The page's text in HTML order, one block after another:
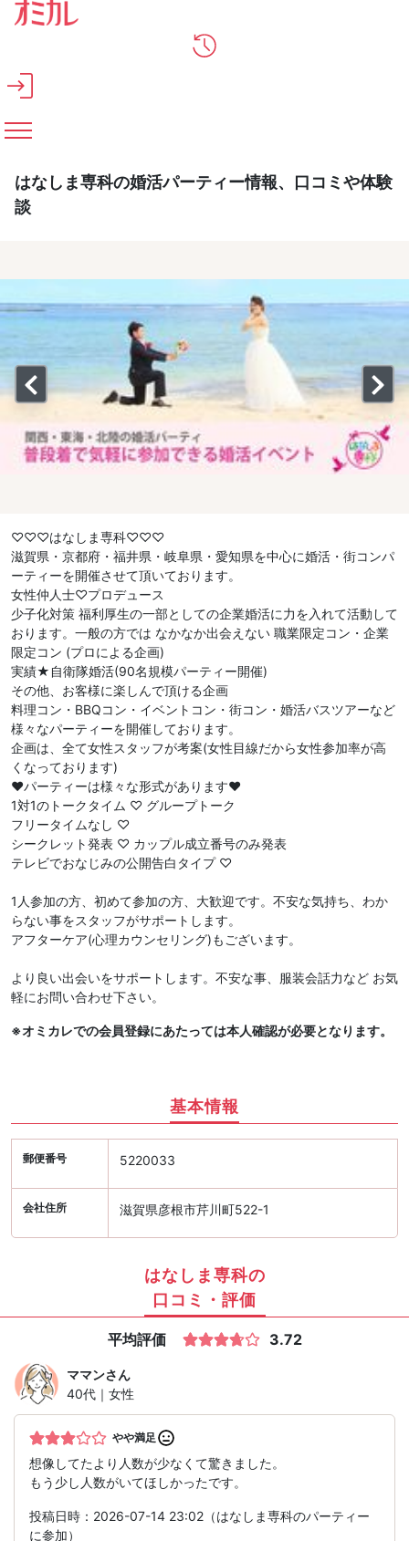
メインコンテンツへスキップ
はなしま専科の婚活パーティー情報、口コミや体験
談
♡♡♡はなしま専科♡♡♡
滋賀県・京都府・福井県・岐阜県・愛知県を中心に婚活・街コンパ
ーティーを開催させて頂いております。
女性仲人士♡プロデュース
少子化対策 福利厚生の一部としての企業婚活に力を入れて活動して
おります。一般の方では なかなか出会えない 職業限定コン・企業
限定コン (プロによる企画)
実績★自衛隊婚活(90名規模パーティー開催)
その他、お客様に楽しんで頂ける企画
料理コン・BBQコン・イベントコン・街コン・婚活バスツアーなど
様々なパーティーを開催しております。
企画は、全て女性スタッフが考案(女性目線だから女性参加率が高
くなっております)
❤︎パーティーは様々な形式があります❤︎
1対1のトークタイム ♡ グループトーク
フリータイムなし ♡
シークレット発表 ♡ カップル成立番号のみ発表
テレビでおなじみの公開告白タイプ ♡
1人参加の方、初めて参加の方、大歓迎です。不安な気持ち、わか
らない事をスタッフがサポートします。
アフターケア(心理カウンセリング)もございます。
より良い出会いをサポートします。不安な事、服装会話力など お気
軽にお問い合わせ下さい。
※オミカレでの会員登録にあたっては本人確認が必要となります。
基本情報
郵便番号 5220033
会社住所 滋賀県彦根市芹川町522-1
はなしま専科の
口コミ・評価
平均評価 3.72
ママンさん
40代｜女性
やや満足
想像してたより人数が少なくて驚きました。
もう少し人数がいてほしかったです。
投稿日時：2026-07-14 23:02（はなしま専科のパーティー
に参加）